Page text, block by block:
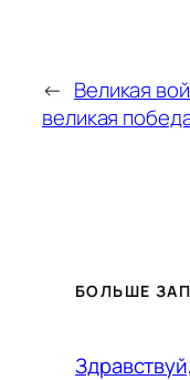
← Великая
великая
БОЛЬШЕ